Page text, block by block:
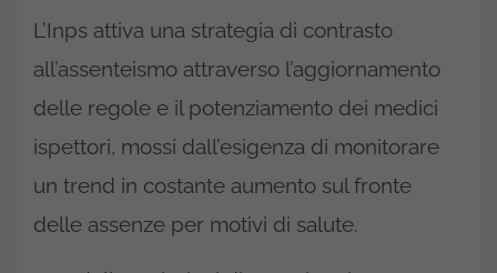
L’Inps attiva una strategia di contrasto
all’assenteismo attraverso l’aggiornamento
delle regole e il potenziamento dei medici
ispettori, mossi dall’esigenza di monitorare
un trend in costante aumento sul fronte
delle assenze per motivi di salute.